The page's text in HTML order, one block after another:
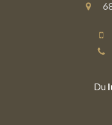
Du